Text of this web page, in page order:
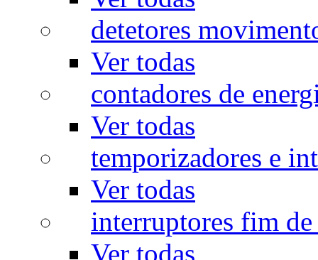
detetores
Ver todas
contadores de
Ver todas
temporizadores e
Ver todas
interruptores fim de
Ver todas